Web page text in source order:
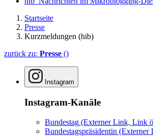
Startseite
Presse
Kurzmeldungen (hib)
zurück zu: Presse ()
Instagram
Instagram-Kanäle
Bundestag (Externer Link, Link
Bundestagspräsidentin (Externer